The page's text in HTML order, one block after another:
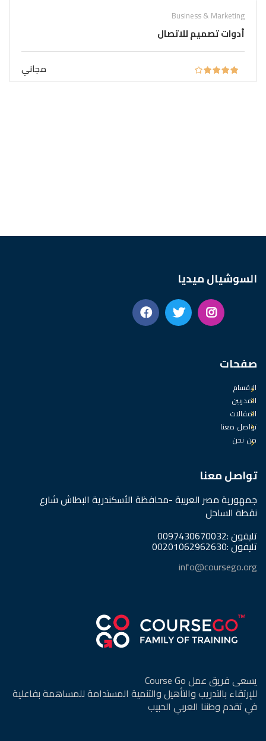
Business & Marketing
أدوات تصميم للاتصال
مجاني
السوشيال ميديا
صفحات
الاقسام
المدربين
المقالات
تواصل معنا
من نحن
تواصل معنا
جمهورية مصر العربية -محافظة الأسكندرية البطاش شارع
نقطة الساحل
تليفون :0097430670032
تليفون :00201062962630
info@coursego.org
يسعى فريق عمل Course Go
للإرتقاء بالتدريب والتأهيل والتنمية المستدامة للمساهمة بفاعلية
في تقدم وطننا العربي الحبيب